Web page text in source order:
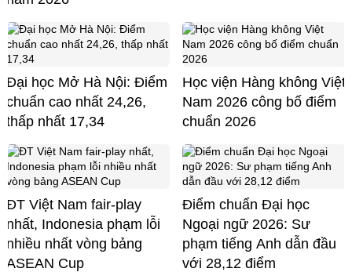
Đại học Mở Hà Nội: Điểm
chuẩn cao nhất 24,26,
thấp nhất 17,34
Học viện Hàng không Việt
Nam 2026 công bố điểm
chuẩn 2026
ĐT Việt Nam fair-play
nhất, Indonesia phạm lỗi
nhiều nhất vòng bảng
ASEAN Cup
Điểm chuẩn Đại học
Ngoại ngữ 2026: Sư
phạm tiếng Anh dẫn đầu
với 28,12 điểm